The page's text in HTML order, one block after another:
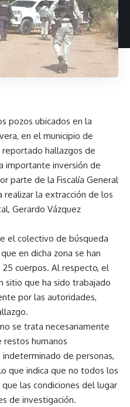
pozos ubicados en la
en el municipio de
reportado hallazgos de
importante inversión de
parte de la Fiscalía General
realizar la extracción de los
Gerardo Vázquez
el colectivo de búsqueda
en dicha zona se han
cuerpos. Al respecto, el
sitio que ha sido trabajado
por las autoridades,
se trata necesariamente
humanos
de personas,
que indica que no todos los
las condiciones del lugar
de investigación.